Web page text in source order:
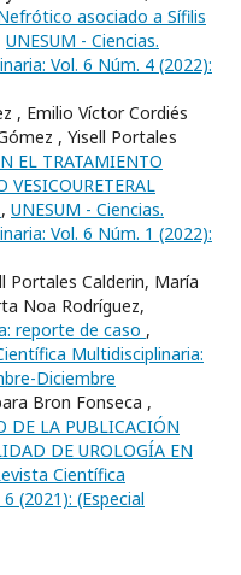
asociado a Sífilis
UNESUM - Ciencias.
Vol. 6 Núm. 4 (2022):
, Emilio Víctor Cordiés
, Yisell Portales
EL TRATAMIENTO
VESICOURETERAL
, UNESUM - Ciencias.
Vol. 6 Núm. 1 (2022):
Calderin, María
Noa Rodríguez,
reporte de caso ,
Multidisciplinaria:
Diciembre
Bron Fonseca ,
DE LA PUBLICACIÓN
DE UROLOGÍA EN
Científica
(2021): (Especial